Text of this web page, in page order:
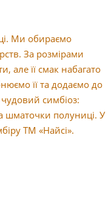
Ми обираємо
За розмірами
але її смак набагато
її та додаємо до
симбіоз:
шматочки полуниці. У
ТМ «Найсі».